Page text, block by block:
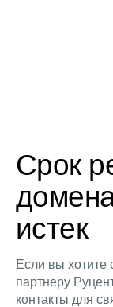
Срок
истек
Если вы хотите
партнеру
контакты для